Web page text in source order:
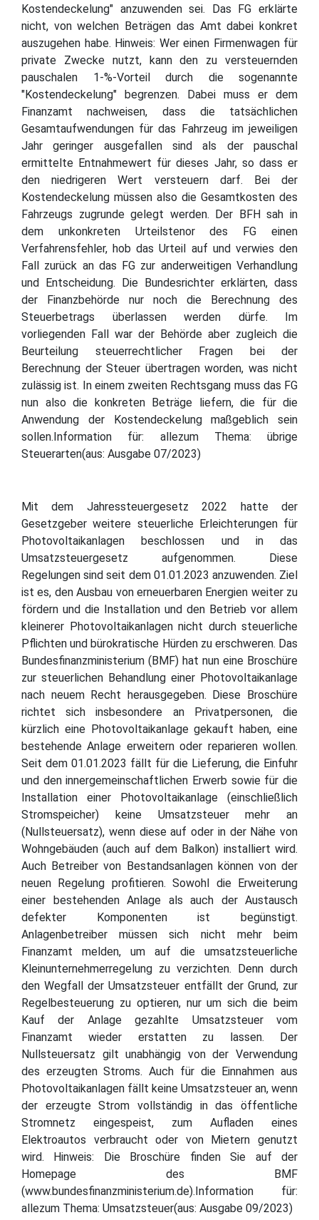
Kostendeckelung" anzuwenden sei. Das FG erklärte
nicht, von welchen Beträgen das Amt dabei konkret
auszugehen habe. Hinweis: Wer einen Firmenwagen für
private Zwecke nutzt, kann den zu versteuernden
pauschalen 1-%-Vorteil durch die sogenannte
"Kostendeckelung" begrenzen. Dabei muss er dem
Finanzamt nachweisen, dass die tatsächlichen
Gesamtaufwendungen für das Fahrzeug im jeweiligen
Jahr geringer ausgefallen sind als der pauschal
ermittelte Entnahmewert für dieses Jahr, so dass er
den niedrigeren Wert versteuern darf. Bei der
Kostendeckelung müssen also die Gesamtkosten des
Fahrzeugs zugrunde gelegt werden. Der BFH sah in
dem unkonkreten Urteilstenor des FG einen
Verfahrensfehler, hob das Urteil auf und verwies den
Fall zurück an das FG zur anderweitigen Verhandlung
und Entscheidung. Die Bundesrichter erklärten, dass
der Finanzbehörde nur noch die Berechnung des
Steuerbetrags überlassen werden dürfe. Im
vorliegenden Fall war der Behörde aber zugleich die
Beurteilung steuerrechtlicher Fragen bei der
Berechnung der Steuer übertragen worden, was nicht
zulässig ist. In einem zweiten Rechtsgang muss das FG
nun also die konkreten Beträge liefern, die für die
Anwendung der Kostendeckelung maßgeblich sein
sollen.Information für: allezum Thema: übrige
Steuerarten(aus: Ausgabe 07/2023)
Mit dem Jahressteuergesetz 2022 hatte der
Gesetzgeber weitere steuerliche Erleichterungen für
Photovoltaikanlagen beschlossen und in das
Umsatzsteuergesetz aufgenommen. Diese
Regelungen sind seit dem 01.01.2023 anzuwenden. Ziel
ist es, den Ausbau von erneuerbaren Energien weiter zu
fördern und die Installation und den Betrieb vor allem
kleinerer Photovoltaikanlagen nicht durch steuerliche
Pflichten und bürokratische Hürden zu erschweren. Das
Bundesfinanzministerium (BMF) hat nun eine Broschüre
zur steuerlichen Behandlung einer Photovoltaikanlage
nach neuem Recht herausgegeben. Diese Broschüre
richtet sich insbesondere an Privatpersonen, die
kürzlich eine Photovoltaikanlage gekauft haben, eine
bestehende Anlage erweitern oder reparieren wollen.
Seit dem 01.01.2023 fällt für die Lieferung, die Einfuhr
und den innergemeinschaftlichen Erwerb sowie für die
Installation einer Photovoltaikanlage (einschließlich
Stromspeicher) keine Umsatzsteuer mehr an
(Nullsteuersatz), wenn diese auf oder in der Nähe von
Wohngebäuden (auch auf dem Balkon) installiert wird.
Auch Betreiber von Bestandsanlagen können von der
neuen Regelung profitieren. Sowohl die Erweiterung
einer bestehenden Anlage als auch der Austausch
defekter Komponenten ist begünstigt.
Anlagenbetreiber müssen sich nicht mehr beim
Finanzamt melden, um auf die umsatzsteuerliche
Kleinunternehmerregelung zu verzichten. Denn durch
den Wegfall der Umsatzsteuer entfällt der Grund, zur
Regelbesteuerung zu optieren, nur um sich die beim
Kauf der Anlage gezahlte Umsatzsteuer vom
Finanzamt wieder erstatten zu lassen. Der
Nullsteuersatz gilt unabhängig von der Verwendung
des erzeugten Stroms. Auch für die Einnahmen aus
Photovoltaikanlagen fällt keine Umsatzsteuer an, wenn
der erzeugte Strom vollständig in das öffentliche
Stromnetz eingespeist, zum Aufladen eines
Elektroautos verbraucht oder von Mietern genutzt
wird. Hinweis: Die Broschüre finden Sie auf der
Homepage des BMF
(www.bundesfinanzministerium.de).Information für:
allezum Thema: Umsatzsteuer(aus: Ausgabe 09/2023)